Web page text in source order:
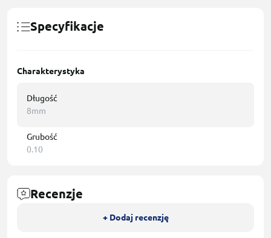
Specyfikacje
Charakterystyka
Długość
8mm
Grubość
0.10
Recenzje
+ Dodaj recenzję